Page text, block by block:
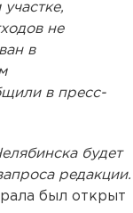
не
в
в пресс-
будет
редакции.
был открыт